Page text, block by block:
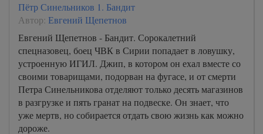
Пётр Синельников 1. Бандит
Автор: Евгений Щепетнов
Евгений Щепетнов - Бандит. Сорокалетний
спецназовец, боец ЧВК в Сирии попадает в ловушку,
устроенную ИГИЛ. Джип, в котором он ехал вместе со
своими товарищами, подорван на фугасе, и от смерти
Петра Синельникова отделяют только десять магазинов
в разгрузке и пять гранат на подвеске. Он знает, что
уже мертв, но собирается отдать свою жизнь как можно
дороже.